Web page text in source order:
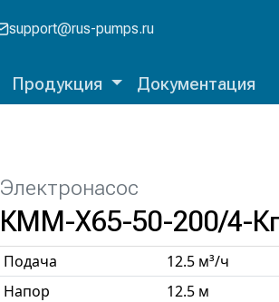
support@rus-pumps.ru
Продукция Документация
Электронасос
КММ-Х65-50-200/4-
Подача
12.5 м³/ч
Напор
12.5 м